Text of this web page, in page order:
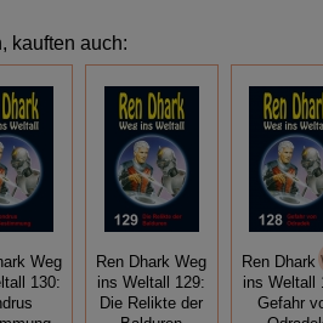
kauften auch:
Weg
130:
Ren Dhark Weg
ins Weltall 129:
Die Relikte der
Ren Dhark
ins Weltall
Gefahr